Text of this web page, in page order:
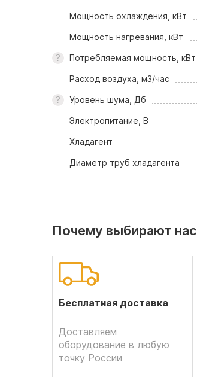
Мощность охлаждения, кВт
Мощность нагревания, кВт
Потребляемая мощность, кВт
Расход воздуха, м3/час
Уровень шума, Дб
Электропитание, В
Хладагент
Диаметр труб хладагента
Почему выбирают нас
Бесплатная доставка
Доставляем
оборудование в любую
точку России